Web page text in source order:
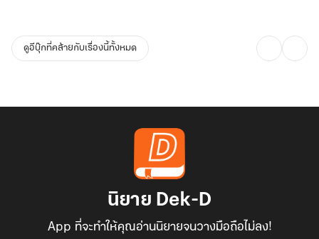
ชายหนุ่มผู้ถูกช่วงชิงชะตาอันยิ่งใหญ่ ต้องเผชิญกับหนทางการฝึกบำเพ็ญ
อันยากลำบาก
.
ภายภาคหน้าเขาจักต้องรุ่งโรจน์สะเทือนฟ้าดิน จักยืนยงเฉกดวงตะวัน
เป็นเทพมังกรที่ไม่เคยพบพานในใต้หล้า หนี้แค้นทั้งหมดนี้ ต่อจากนี้พวก
เราคงได้คิดบัญชีกัน!"""
ดูอีบุ๊กที่คล้ายกับเรื่องนี้ทั้งหมด
นิยาย Dek-D
App ที่จะทำให้คุณอ่านนิยายจนวางมือถือไม่ลง!